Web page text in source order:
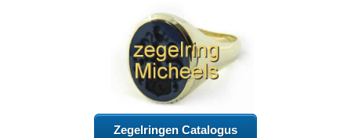
Zegelringen Catalogus